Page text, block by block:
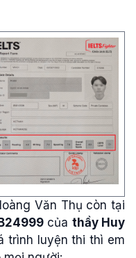
Văn Thụ còn tại
của thầy Huy
trình luyện thi thì em